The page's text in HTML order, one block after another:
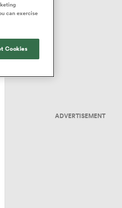
ADVERTISEMENT
can exercise
Cookies